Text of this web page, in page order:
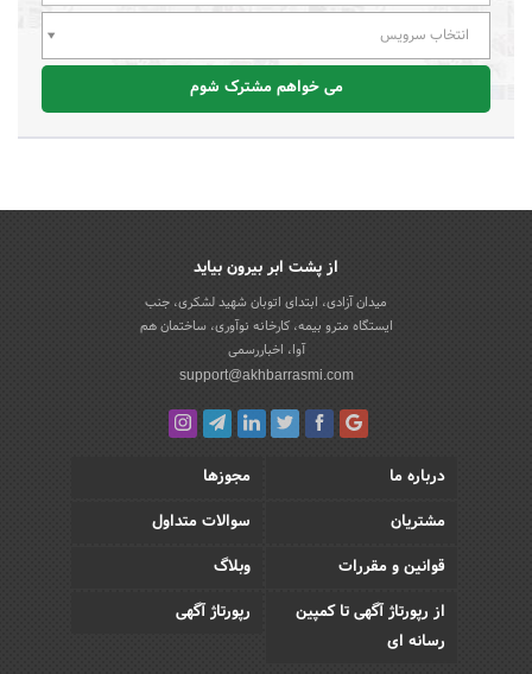
انتخاب سرویس
می خواهم مشترک شوم
از پشت ابر بیرون بیاید
میدان آزادی، ابتدای اتوبان شهید لشکری، جنب
ایستگاه مترو بیمه، کارخانه نوآوری، ساختمان هم
آوا، اخباررسمی
support@akhbarrasmi.com
درباره ما
مجوزها
مشتریان
سوالات متداول
قوانین و مقررات
وبلاگ
از رپورتاژ آگهی تا کمپین
رسانه ای
رپورتاژ آگهی